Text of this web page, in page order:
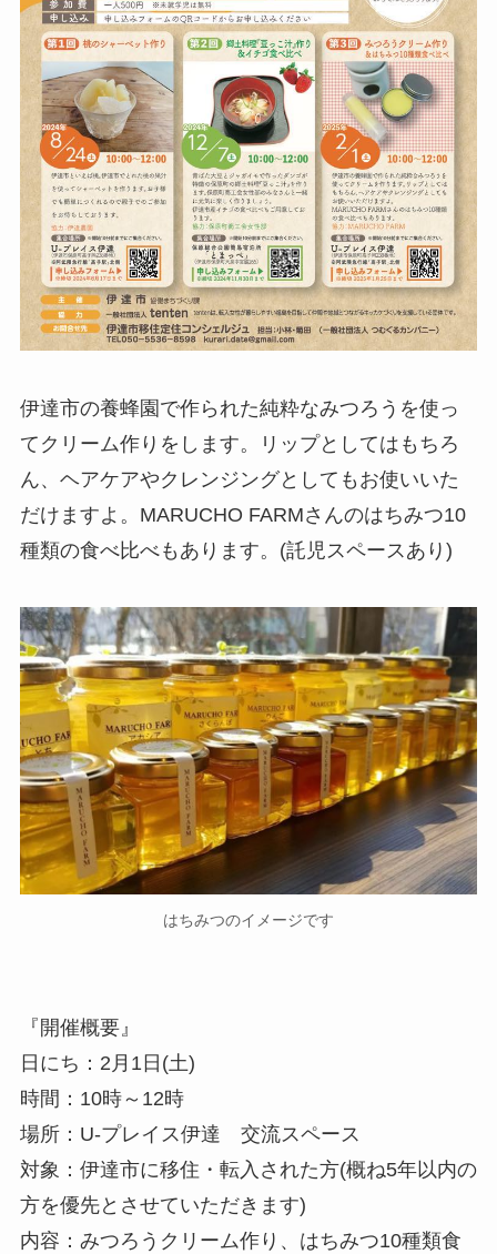
伊達市の養蜂園で作られた純粋なみつろうを使っ
てクリーム作りをします。リップとしてはもちろ
ん、ヘアケアやクレンジングとしてもお使いいた
だけますよ。MARUCHO FARMさんのはちみつ10
種類の食べ比べもあります。(託児スペースあり)
はちみつのイメージです
『開催概要』
日にち：2月1日(土)
時間：10時～12時
場所：U-プレイス伊達 交流スペース
対象：伊達市に移住・転入された方(概ね5年以内の
方を優先とさせていただきます)
内容：みつろうクリーム作り、はちみつ10種類食